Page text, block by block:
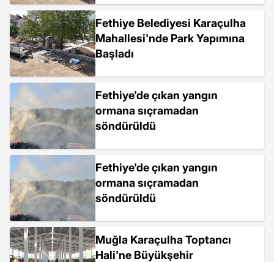
Fethiye Belediyesi Karaçulha
Mahallesi'nde Park Yapımına
Başladı
Fethiye'de çıkan yangın
ormana sıçramadan
söndürüldü
Fethiye'de çıkan yangın
ormana sıçramadan
söndürüldü
Muğla Karaçulha Toptancı
Hali'ne Büyükşehir